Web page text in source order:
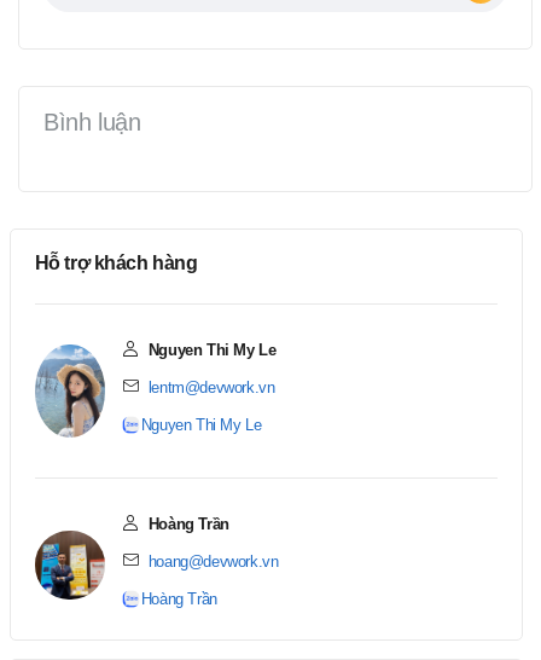
Bình luận
Hỗ trợ khách hàng
Nguyen Thi My Le
lentm@devwork.vn
Nguyen Thi My Le
Hoàng Trần
hoang@devwork.vn
Hoàng Trần